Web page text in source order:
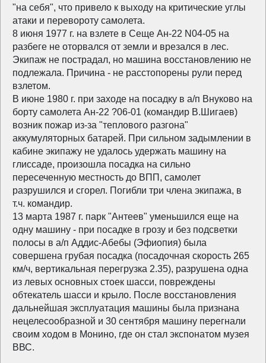
"на себя", что привело к выходу на критические углы
атаки и перевороту самолета.
8 июня 1977 г. на взлете в Сеще Ан-22 N04-05 на
разбеге не оторвался от земли и врезался в лес.
Экипаж не пострадал, но машина восстановлению не
подлежала. Причина - не расстопорены рули перед
взлетом.
В июне 1980 г. при заходе на посадку в а/п Внуково на
борту самолета Ан-22 ?06-01 (командир В.Шигаев)
возник пожар из-за "теплового разгона"
аккумуляторных батарей. При сильном задымлении в
кабине экипажу не удалось удержать машину на
глиссаде, произошла посадка на сильно
пересеченную местность до ВПП, самолет
разрушился и сгорел. Погибли три члена экипажа, в
т.ч. командир.
13 марта 1987 г. парк "Антеев" уменьшился еще на
одну машину - при посадке в грозу и без подсветки
полосы в а/п Аддис-Абебы (Эфиопия) была
совершена грубая посадка (посадочная скорость 265
км/ч, вертикальная перегрузка 2.35), разрушена одна
из левых основных стоек шасси, повреждены
обтекатель шасси и крыло. После восстановления
дальнейшая эксплуатация машины была признана
нецелесообразной и 30 сентября машину перегнали
своим ходом в Монино, где он стал экспонатом музея
ВВС.